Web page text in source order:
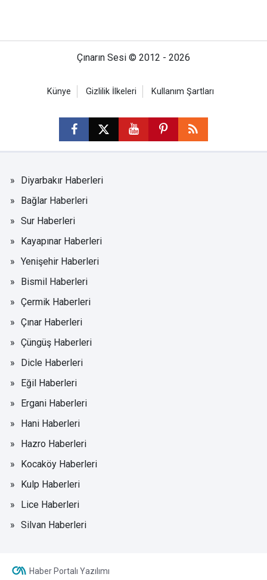
Çınarın Sesi © 2012 - 2026
Künye Gizlilik İlkeleri Kullanım Şartları
Diyarbakır Haberleri
Bağlar Haberleri
Sur Haberleri
Kayapınar Haberleri
Yenişehir Haberleri
Bismil Haberleri
Çermik Haberleri
Çınar Haberleri
Çüngüş Haberleri
Dicle Haberleri
Eğil Haberleri
Ergani Haberleri
Hani Haberleri
Hazro Haberleri
Kocaköy Haberleri
Kulp Haberleri
Lice Haberleri
Silvan Haberleri
Haber Portalı Yazılımı